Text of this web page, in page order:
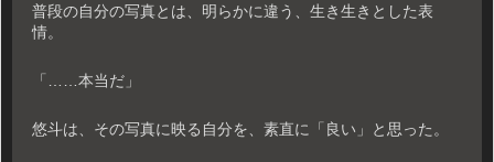
普段の自分の写真とは、明らかに違う、生き生きとした表
情。
「……本当だ」
悠斗は、その写真に映る自分を、素直に「良い」と思った。